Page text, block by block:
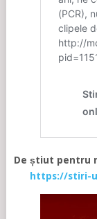
De știut pentru
https://stiri-